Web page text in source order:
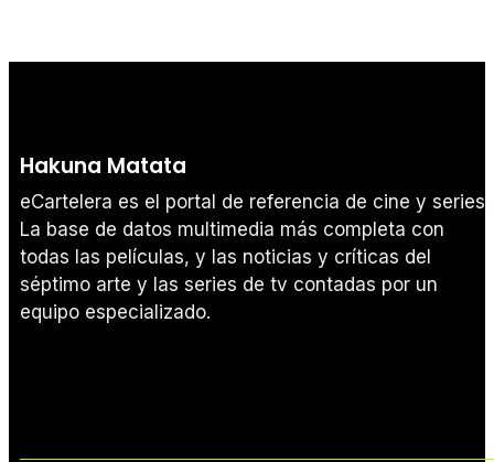
Hakuna Matata
eCartelera es el portal de referencia de cine y series.
La base de datos multimedia más completa con
todas las películas, y las noticias y críticas del
séptimo arte y las series de tv contadas por un
equipo especializado.